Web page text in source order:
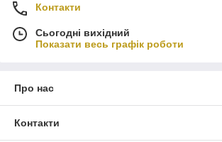
Контакти
Сьогодні вихідний
Показати весь графік роботи
Про нас
Контакти